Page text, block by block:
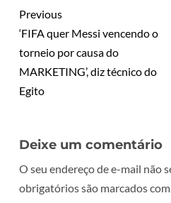
Previous
‘FIFA quer Messi vencendo o
torneio por causa do
MARKETING’, diz técnico do
Egito
Deixe um comentário
O seu endereço de e-mail não
obrigatórios são marcados com